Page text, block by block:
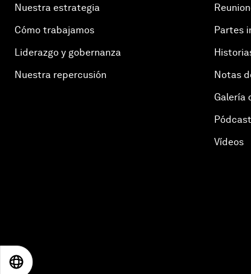
Nuestra estrategia
Cómo trabajamos
Liderazgo y gobernanza
Nuestra repercusión
Partes
Notas
Galería
Pódcast
Vídeos